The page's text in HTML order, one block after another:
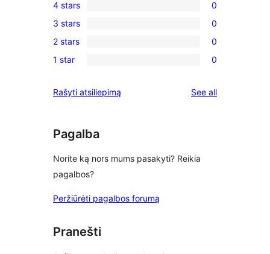
5-
star
reviews
0
4-
star
reviews
4 stars 0
0
3-
star
3 stars 0
0
2-
reviews
2 stars 0
0
star
1 star 0
Rašyti atsiliepimą See allreviews
Pagalba
Norite ką nors mums pasakyti? Reikia
pagalbos?
Peržiūrėti pagalbos forumą
Pranešti